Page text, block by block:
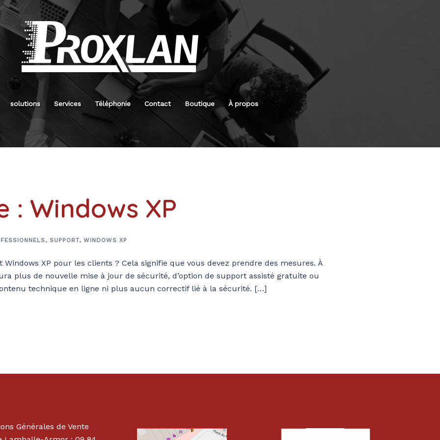
solutions Services Téléphonie Contact Boutique À propos
: Windows XP
, SUPPORT, WINDOWS XP
XP pour les clients ? Cela signifie que vous devez prendre des mesures. À
plus de nouvelle mise à jour de sécurité, d’option de support assisté gratuite ou
technique en ligne ni plus aucun correctif lié à la sécurité. […]
Générales de Vente